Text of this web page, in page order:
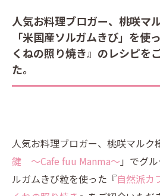
人気お料理ブロガー、桃咲マ
「米国産ソルガムきび」を使
くねの照り焼き』のレシピを
た。
人気お料理ブロガー、桃咲マルク
鍵 ～Cafe fuu Manma～ 」でグ
ルガムきび粒を使った『自然派カ